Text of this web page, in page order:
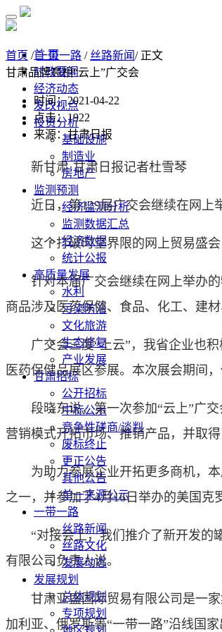
首 页
时政要闻
经济动态
发改视点
投资分析
基础设施
制造业
房地产
监测预测
经济监测分析
监测数据汇总
经济数据
统计公报
高质量发展
水利
污染防治
文化旅游
生态修复
产业发展
甘肃招标
公开招标
中标公示
竞争性磋商/谈判
废标终止
更正公告
其他公告
单一来源公示
一带一路
丝路新闻
丝路文化
发展动态
发展规划
总体规划
专项规划
首页 /一带一路 / 丝路新闻/ 正文
甘肃品牌亮相“云上”广交会
时间：2021-04-22
点击：1922
来源：甘肃日报
新甘肃·甘肃日报记者杜雪琴
近日，第129届广交会继续在网上举
这个打破时空界限的网上贸易盛会
针对本届广交会继续在网上举办的
商品涉及医药保健、食品、化工、建
广交会三度“上云”，我省企业也积
医药保健品展区参展。本次展会期间
段晓东说，第一次参加“云上”广交
营销模式开拓市场、推销产品，并取得
为助力参展企业开拓更多商机，本
之一，并参加了4月16日举办的美国克
“对接会上，我们推介了新开发的罐
有限公司负责人说。
甘肃亚盛国际贸易有限公司是一家
加利亚、俄罗斯等“一带一路”沿线国